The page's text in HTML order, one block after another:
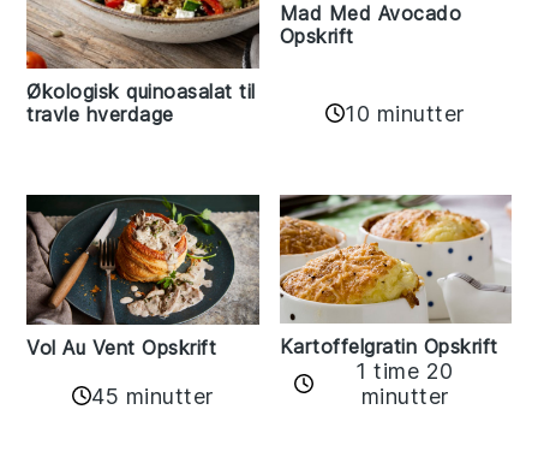
Økologisk quinoasalat til
travle hverdage
Mad Med Avocado
Opskrift
10 minutter
Vol Au Vent Opskrift
45 minutter
Kartoffelgratin Opskrift
1 time 20
minutter